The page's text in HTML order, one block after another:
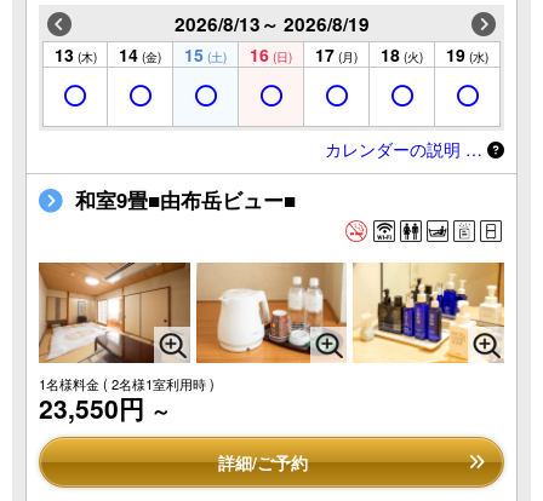
2026/8/13～ 2026/8/19
13 (木) 14 (金) 15 (土) 16 (日) 17 (月) 18 (火) 19 (水)
カレンダーの説明 …
和室9畳■由布岳ビュー■
1名様料金( 2名様1室利用時 )
23,550円 ～
詳細/ご予約